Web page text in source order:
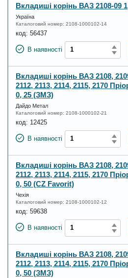
Вкладиші корінь ВАЗ 2108-09
Україна
Каталоговий номер: 2108-1000102-14
код: 56437
В наявності
Вкладиші корінь ВАЗ 2108,
2112, 2113, 2114, 2115, 2170
0, 25 (ЗМЗ)
Дайдо Метал
Каталоговий номер: 2108-1000102-21
код: 12425
В наявності
Вкладиші корінь ВАЗ 2108,
2112, 2113, 2114, 2115, 2170
0, 50 (CZ Favorit)
Чехія
Каталоговий номер: 2108-1000102-12
код: 59638
В наявності
Вкладиші корінь ВАЗ 2108,
2112, 2113, 2114, 2115, 2170
0, 50 (ЗМЗ)